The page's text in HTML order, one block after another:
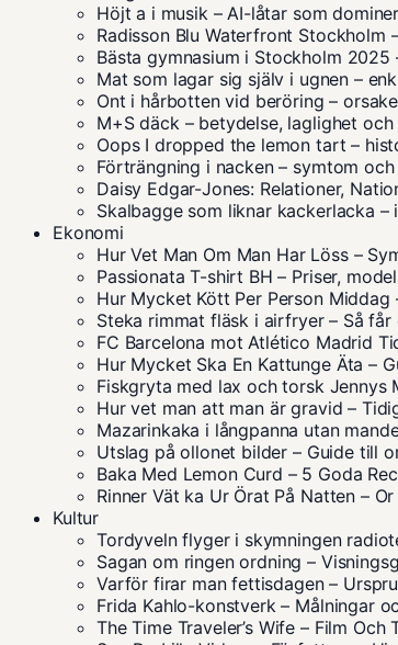
Höjt a i musik – AI-låtar som
Radisson Blu Waterfront Stockholm
Bästa gymnasium i Stockholm
Mat som lagar sig själv i ugnen –
Ont i hårbotten vid beröring –
M+S däck – betydelse, laglighet
Oops I dropped the lemon tart –
Förträngning i nacken – symtom
Daisy Edgar-Jones: Relationer,
Skalbagge som liknar kackerlacka
Ekonomi
Hur Vet Man Om Man Har Löss –
Passionata T-shirt BH – Priser,
Hur Mycket Kött Per Person
Steka rimmat fläsk i airfryer – Så får
FC Barcelona mot Atlético Madrid
Hur Mycket Ska En Kattunge Äta –
Fiskgryta med lax och torsk Jennys
Hur vet man att man är gravid –
Mazarinkaka i långpanna utan
Utslag på ollonet bilder – Guide till
Baka Med Lemon Curd – 5 Goda
Rinner Vät ka Ur Örat På Natten –
Kultur
Tordyveln flyger i skymningen
Sagan om ringen ordning –
Varför firar man fettisdagen –
Frida Kahlo-konstverk – Målningar
The Time Traveler’s Wife – Film Och